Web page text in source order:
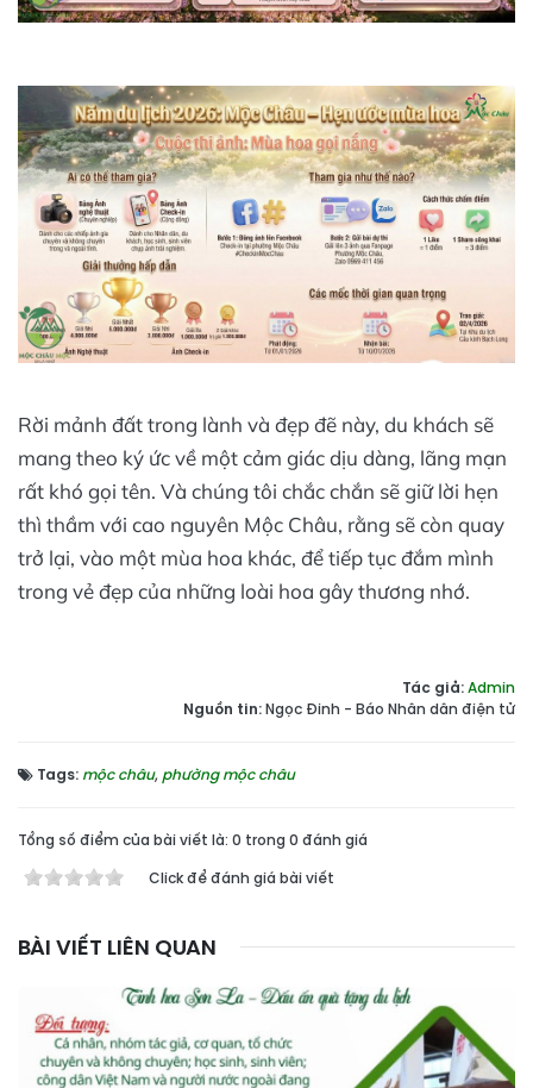
Rời mảnh đất trong lành và đẹp đẽ này, du khách sẽ
mang theo ký ức về một cảm giác dịu dàng, lãng mạn
rất khó gọi tên. Và chúng tôi chắc chắn sẽ giữ lời hẹn
thì thầm với cao nguyên Mộc Châu, rằng sẽ còn quay
trở lại, vào một mùa hoa khác, để tiếp tục đắm mình
trong vẻ đẹp của những loài hoa gây thương nhớ.
Tác giả:Admin
Nguồn tin:Ngọc Đinh - Báo Nhân dân điện tử
Tags: mộc châu, phường mộc châu
Tổng số điểm của bài viết là: 0 trong 0 đánh giá
Click để đánh giá bài viết
BÀI VIẾT LIÊN QUAN